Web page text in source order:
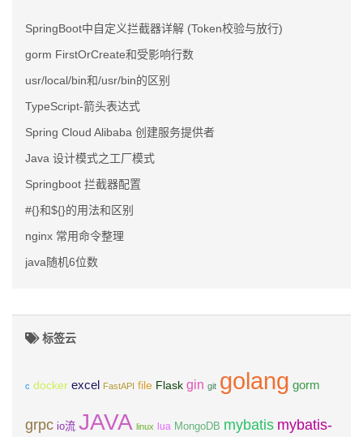
SpringBoot中自定义拦截器详解 (Token校验与放行)
gorm FirstOrCreate和受影响行数
usr/local/bin和/usr/bin的区别
TypeScript-箭头表达式
Spring Cloud Alibaba 创建服务提供者
Java 设计模式之工厂模式
Springboot 拦截器配置
#{}和${}的用法和区别
nginx 常用命令整理
java随机6位数
标签云
c docker excel FastAPI file Flask gin git golang gorm
grpc io流 JAVA linux lua MongoDB mybatis mybatis-